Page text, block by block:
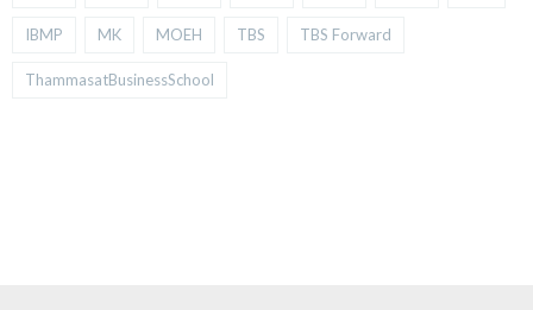
IBMP MK MOEH TBS TBS Forward
ThammasatBusinessSchool